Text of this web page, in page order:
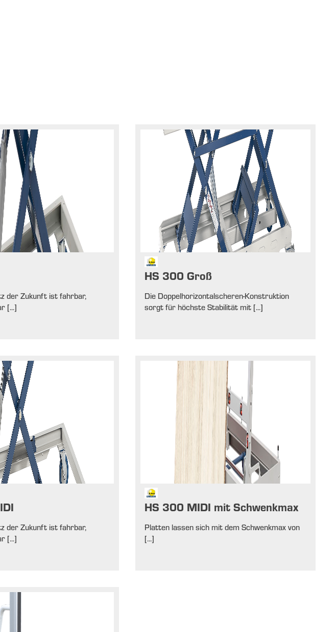
der Zukunft ist fahrbar,
[...]
HS 300 Groß
Die Doppelhorizontalscheren-Konstruktion
sorgt für höchste Stabilität mit [...]
der Zukunft ist fahrbar,
[...]
HS 300 MIDI mit Schwenkmax
Platten lassen sich mit dem Schwenkmax von
[...]